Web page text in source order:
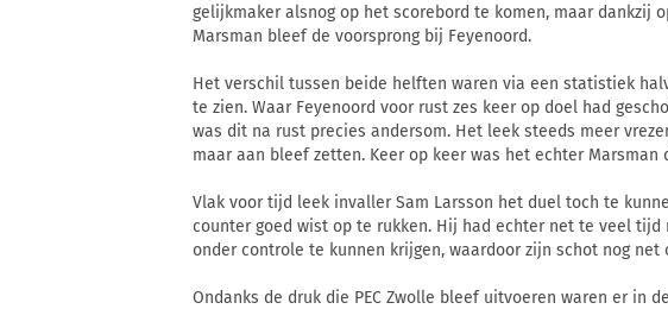
gelijkmaker alsnog op het scorebord te komen, maar dankzij
Marsman bleef de voorsprong bij Feyenoord.
Het verschil tussen beide helften waren via een statistiek
te zien. Waar Feyenoord voor rust zes keer op doel had
was dit na rust precies andersom. Het leek steeds meer
maar aan bleef zetten. Keer op keer was het echter
Vlak voor tijd leek invaller Sam Larsson het duel toch te
counter goed wist op te rukken. Hij had echter net te veel tijd
onder controle te kunnen krijgen, waardoor zijn schot nog net
Ondanks de druk die PEC Zwolle bleef uitvoeren waren er in